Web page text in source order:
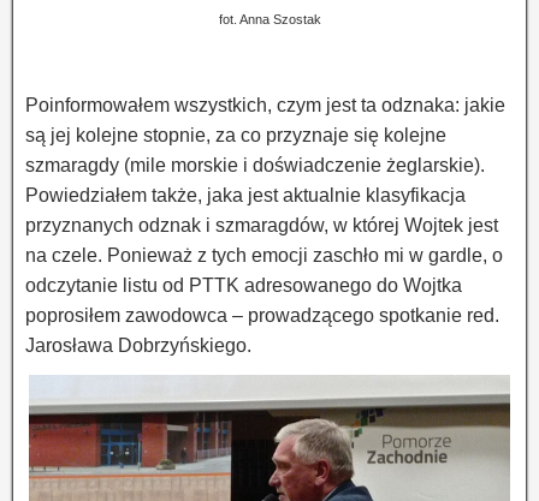
fot. Anna Szostak
Poinformowałem wszystkich, czym jest ta odznaka: jakie
są jej kolejne stopnie, za co przyznaje się kolejne
szmaragdy (mile morskie i doświadczenie żeglarskie).
Powiedziałem także, jaka jest aktualnie klasyfikacja
przyznanych odznak i szmaragdów, w której Wojtek jest
na czele. Ponieważ z tych emocji zaschło mi w gardle, o
odczytanie listu od PTTK adresowanego do Wojtka
poprosiłem zawodowca – prowadzącego spotkanie red.
Jarosława Dobrzyńskiego.